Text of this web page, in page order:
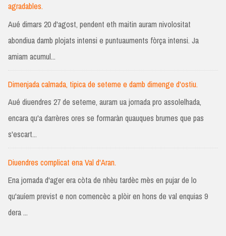
agradables.
Aué dimars 20 d'agost, pendent eth maitin auram nivolositat
abondiua damb plojats intensi e puntuauments fòrça intensi. Ja
amiam acumul...
Dimenjada calmada, tipica de seteme e damb dimenge d'ostiu.
Aué diuendres 27 de seteme, auram ua jornada pro assolelhada,
encara qu'a darrères ores se formaràn quauques brumes que pas
s'escart...
Diuendres complicat ena Val d'Aran.
Ena jornada d'ager era còta de nhèu tardèc mès en pujar de lo
qu'auíem previst e non comencèc a plòir en hons de val enquias 9
dera ...